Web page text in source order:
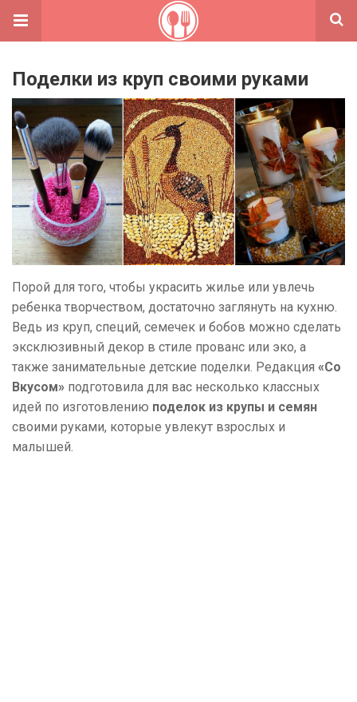
Поделки из круп своими руками
Порой для того, чтобы украсить жилье или увлечь
ребенка творчеством, достаточно заглянуть на кухню.
Ведь из круп, специй, семечек и бобов можно сделать
эксклюзивный декор в стиле прованс или эко, а
также занимательные детские поделки. Редакция «Со
Вкусом» подготовила для вас несколько классных
идей по изготовлению поделок из крупы и семян
своими руками, которые увлекут взрослых и
малышей.